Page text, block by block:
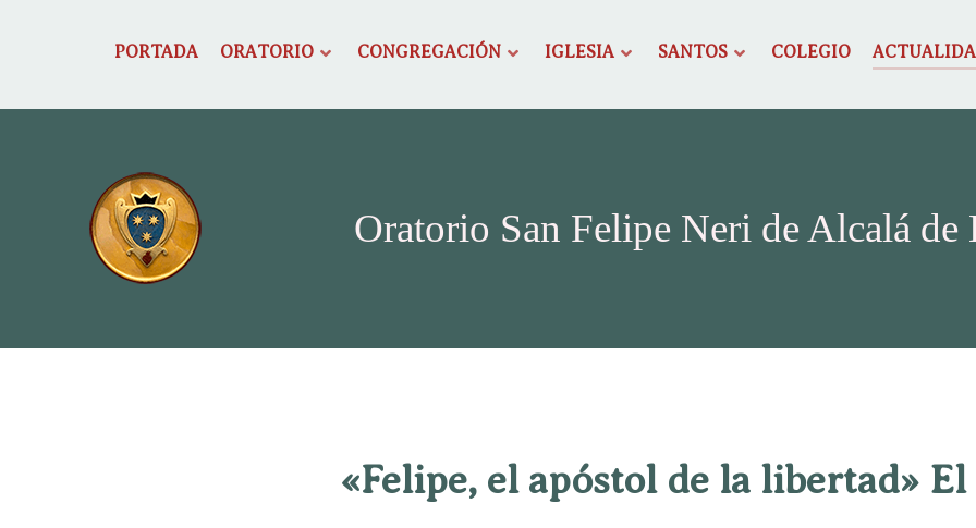
PORTADA ORATORIO CONGREGACIÓN IGLESIA SANTOS COLEGIO
Oratorio San Felipe Neri de Alcalá de
«Felipe, el apóstol de la libertad»